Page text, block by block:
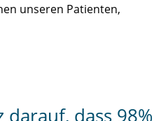
unseren Patienten,
dass 98%